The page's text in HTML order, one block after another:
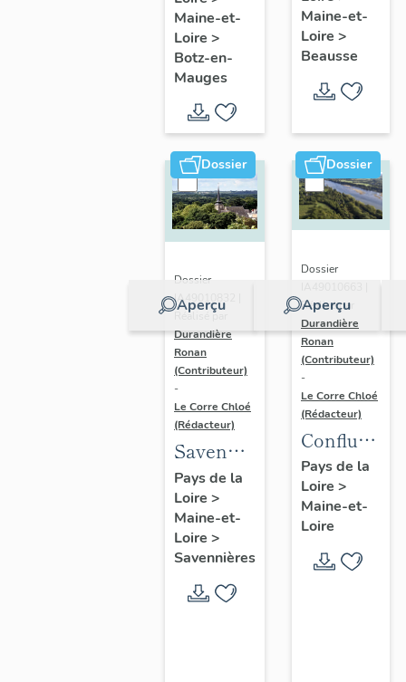
de la
commune
Maine-et-
Loire >
Botz-en-
Mauges
commune
Maine-et-
Loire >
Beausse
Dossier
Aperçu
Dossier
IA49010832 |
Réalisé par
Durandière
Ronan
(Contributeur)
-
Le Corre Chloé
(Rédacteur)
Savennières
:
présentation
de la
commune
Pays de la
Loire >
Maine-et-
Loire >
Savennières
Dossier
Aperçu
Dossier
Réalisé par
Durandière
Ronan
(Contributeur)
-
Le Corre Chloé
(Rédacteur)
Confluence
Maine-
Loire :
d'étude
Pays de la
Loire >
Maine-et-
Loire